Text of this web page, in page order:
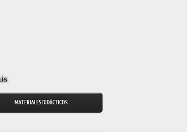
MATERIALES DIDÁCTICOS